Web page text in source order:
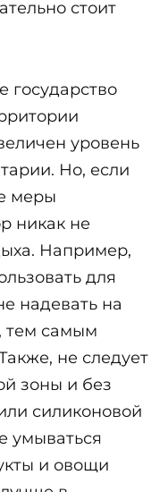
стоит
государство
уровень
Но, если
меры
никак не
Например,
для
надевать на
тем самым
не следует
зоны и без
силиконовой
умываться
и овощи